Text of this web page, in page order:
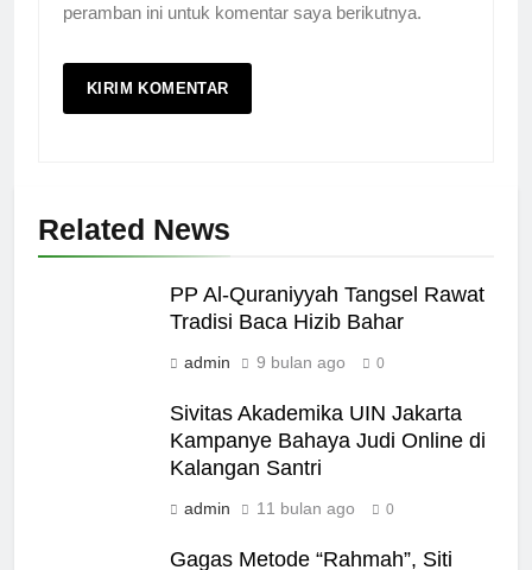
peramban ini untuk komentar saya berikutnya.
Related News
PP Al-Quraniyyah Tangsel Rawat
Tradisi Baca Hizib Bahar
admin 9 bulan ago 0
Sivitas Akademika UIN Jakarta
Kampanye Bahaya Judi Online di
Kalangan Santri
admin 11 bulan ago 0
Gagas Metode “Rahmah”, Siti